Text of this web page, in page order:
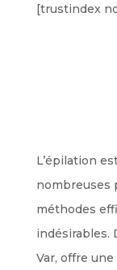
[trustindex
L’épilation
nombreuses
méthodes
indésirables.
Var, offre